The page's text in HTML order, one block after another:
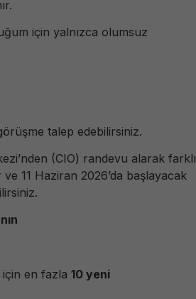
için yalnızca olumsuz
talep edebilirsiniz.
(CIO) randevu alarak farklı
11 Haziran 2026’da başlayacak
en fazla 10 yeni